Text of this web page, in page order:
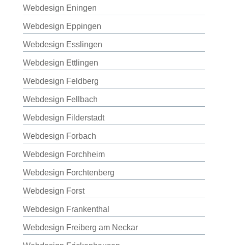
Webdesign Eningen
Webdesign Eppingen
Webdesign Esslingen
Webdesign Ettlingen
Webdesign Feldberg
Webdesign Fellbach
Webdesign Filderstadt
Webdesign Forbach
Webdesign Forchheim
Webdesign Forchtenberg
Webdesign Forst
Webdesign Frankenthal
Webdesign Freiberg am Neckar